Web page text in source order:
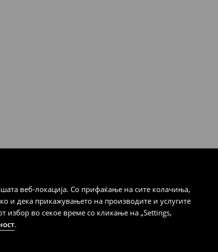
веб-локација. Со прифаќање на сите колачиња,
и дека прикажувањето на производите и услугите
во секое време со кликање на „Settings,
.